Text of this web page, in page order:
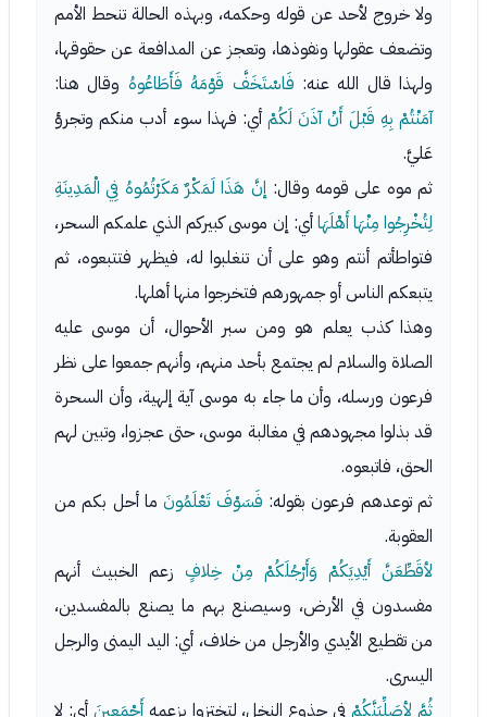
ولا خروج لأحد عن قوله وحكمه، وبهذه الحالة تنحط الأمم
وتضعف عقولها ونفوذها، وتعجز عن المدافعة عن حقوقها،
ولهذا قال الله عنه: فَاسْتَخَفَّ قَوْمَهُ فَأَطَاعُوهُ وقال هنا:
آمَنْتُمْ بِهِ قَبْلَ أَنْ آذَنَ لَكُمْأي: فهذا سوء أدب منكم وتجرؤ
عَليَّ.
ثم موه على قومه وقال: إنَّ هَذَا لَمَكْرٌ مَكَرْتُمُوهُ فِي الْمَدِينَةِ
لِتُخْرِجُوا مِنْهَا أَهْلَهَاأي: إن موسى كبيركم الذي علمكم السحر،
فتواطأتم أنتم وهو على أن تنغلبوا له، فيظهر فتتبعوه، ثم
يتبعكم الناس أو جمهورهم فتخرجوا منها أهلها.
وهذا كذب يعلم هو ومن سبر الأحوال، أن موسى عليه
الصلاة والسلام لم يجتمع بأحد منهم، وأنهم جمعوا على نظر
فرعون ورسله، وأن ما جاء به موسى آية إلهية، وأن السحرة
قد بذلوا مجهودهم في مغالبة موسى، حتى عجزوا، وتبين لهم
الحق، فاتبعوه.
ثم توعدهم فرعون بقوله: فَسَوْفَ تَعْلَمُونَما أحل بكم من
العقوبة.
لأقَطِّعَنَّ أَيْدِيَكُمْ وَأَرْجُلَكُمْ مِنْ خِلافٍ زعم الخبيث أنهم
مفسدون في الأرض، وسيصنع بهم ما يصنع بالمفسدين،
من تقطيع الأيدي والأرجل من خلاف، أي: اليد اليمنى والرجل
اليسرى.
ثُمَّ لأصَلِّبَنَّكُمْفي جذوع النخل، لتختزوا بزعمهأَجْمَعِينَ أي: لا